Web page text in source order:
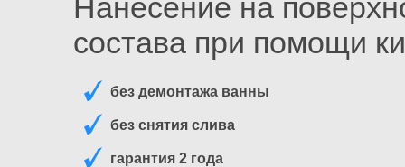
Нанесение на
состава при помощи
без демонтажа ванны
без снятия слива
гарантия 2 года